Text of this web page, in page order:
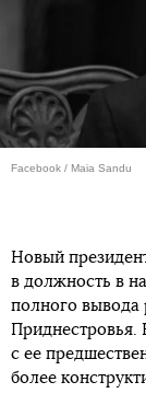
Facebook / Maia Sandu
Новый
в должность в
полного вывода
Приднестровья.
с ее
более